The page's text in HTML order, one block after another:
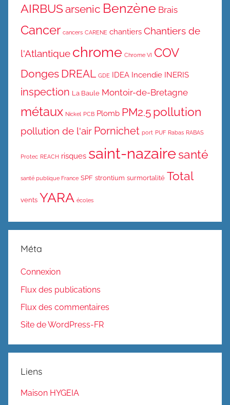
AIRBUSarsenic Benzène Brais
Cancer cancers CARENE chantiers Chantiers de
l'Atlantique chrome Chrome VI COV
Donges DREAL GDE IDEA Incendie INERIS
inspection La Baule Montoir-de-Bretagne
métaux Nickel PCB Plomb PM2.5 pollution
pollution de l'air Pornichet port PUF Rabas RABAS
Protec REACH risques saint-nazairesanté
santé publique France SPF strontium surmortalité Total
vents YARA écoles
Méta
Connexion
Flux des publications
Flux des commentaires
Site de WordPress-FR
Liens
Maison HYGEIA